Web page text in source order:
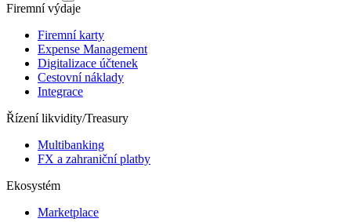
Firemní výdaje
Firemní karty
Expense Management
Digitalizace účtenek
Cestovní náklady
Integrace
Řízení likvidity/Treasury
Multibanking
FX a zahraniční platby
Ekosystém
Marketplace